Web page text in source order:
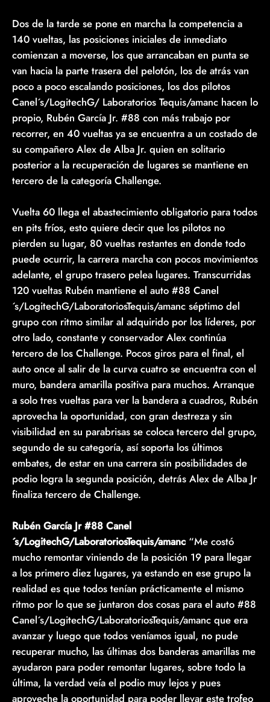
Dos de la tarde se pone en marcha la competencia a
140 vueltas, las posiciones iniciales de inmediato
comienzan a moverse, los que arrancaban en punta se
van hacia la parte trasera del pelotón, los de atrás van
poco a poco escalando posiciones, los dos pilotos
Canel´s/LogitechG/ Laboratorios Tequis/amanc hacen lo
propio, Rubén García Jr. #88 con más trabajo por
recorrer, en 40 vueltas ya se encuentra a un costado de
su compañero Alex de Alba Jr. quien en solitario
posterior a la recuperación de lugares se mantiene en
tercero de la categoría Challenge.
Vuelta 60 llega el abastecimiento obligatorio para todos
en pits fríos, esto quiere decir que los pilotos no
pierden su lugar, 80 vueltas restantes en donde todo
puede ocurrir, la carrera marcha con pocos movimientos
adelante, el grupo trasero pelea lugares. Transcurridas
120 vueltas Rubén mantiene el auto #88 Canel
´s/LogitechG/LaboratoriosTequis/amanc séptimo del
grupo con ritmo similar al adquirido por los líderes, por
otro lado, constante y conservador Alex continúa
tercero de los Challenge. Pocos giros para el final, el
auto once al salir de la curva cuatro se encuentra con el
muro, bandera amarilla positiva para muchos. Arranque
a solo tres vueltas para ver la bandera a cuadros, Rubén
aprovecha la oportunidad, con gran destreza y sin
visibilidad en su parabrisas se coloca tercero del grupo,
segundo de su categoría, así soporta los últimos
embates, de estar en una carrera sin posibilidades de
podio logra la segunda posición, detrás Alex de Alba Jr
finaliza tercero de Challenge.
Rubén García Jr #88 Canel
´s/LogitechG/LaboratoriosTequis/amanc “Me costó
mucho remontar viniendo de la posición 19 para llegar
a los primero diez lugares, ya estando en ese grupo la
realidad es que todos tenían prácticamente el mismo
ritmo por lo que se juntaron dos cosas para el auto #88
Canel´s/LogitechG/LaboratoriosTequis/amanc que era
avanzar y luego que todos veníamos igual, no pude
recuperar mucho, las últimas dos banderas amarillas me
ayudaron para poder remontar lugares, sobre todo la
última, la verdad veía el podio muy lejos y pues
aproveche la oportunidad para poder llevar este trofeo